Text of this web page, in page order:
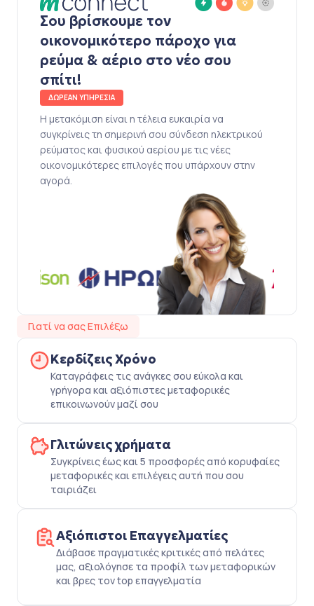
Σου βρίσκουμε τον
οικονομικότερο πάροχο για
ρεύμα & αέριο στο νέο σου
σπίτι!
ΔΩΡΕΑΝ ΥΠΗΡΕΣΙΑ
Η μετακόμιση είναι η τέλεια ευκαιρία να
συγκρίνεις τη σημερινή σου σύνδεση ηλεκτρικού
ρεύματος και φυσικού αερίου με τις νέες
οικονομικότερες επιλογές που υπάρχουν στην
αγορά.
Γιατί να σας Επιλέξω
Κερδίζεις Χρόνο
Καταγράφεις τις ανάγκες σου εύκολα και
γρήγορα και αξιόπιστες μεταφορικές
επικοινωνούν μαζί σου
Γλιτώνεις χρήματα
Συγκρίνεις έως και 5 προσφορές από κορυφαίες
μεταφορικές και επιλέγεις αυτή που σου
ταιριάζει
Αξιόπιστοι Επαγγελματίες
Διάβασε πραγματικές κριτικές από πελάτες
μας, αξιολόγησε τα προφίλ των μεταφορικών
και βρες τον top επαγγελματία